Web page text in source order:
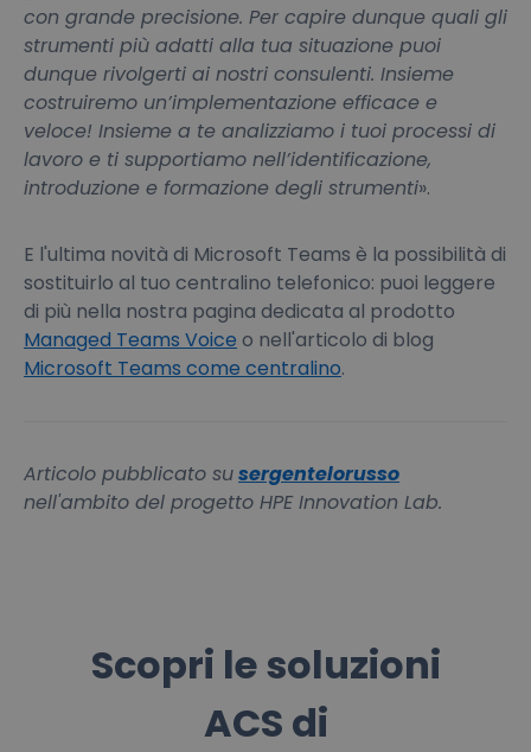
con grande precisione. Per capire dunque quali gli
strumenti più adatti alla tua situazione puoi
dunque rivolgerti ai nostri consulenti. Insieme
costruiremo un’implementazione efficace e
veloce! Insieme a te analizziamo i tuoi processi di
lavoro e ti supportiamo nell’identificazione,
introduzione e formazione degli strumenti».
E l'ultima novità di Microsoft Teams è la possibilità di
sostituirlo al tuo centralino telefonico: puoi leggere
di più nella nostra pagina dedicata al prodotto
Managed Teams Voice o nell'articolo di blog
Microsoft Teams come centralino.
Articolo pubblicato susergentelorusso
nell'ambito del progetto HPE Innovation Lab.
Scopri le soluzioni
ACS di